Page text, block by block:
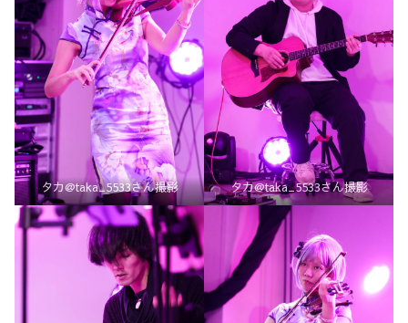
タカ@taka_5533さん撮影 タカ@taka_5533さん撮影